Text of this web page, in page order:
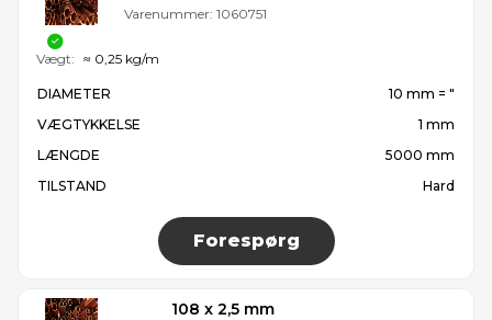
Varenummer: 1060751
DIAMETER
10 mm = ″
VÆGTYKKELSE
1 mm
LÆNGDE
5000 mm
TILSTAND
Hard
Forespørg
Vægt: ≈ 0,25 kg/m
108 x 2,5 mm